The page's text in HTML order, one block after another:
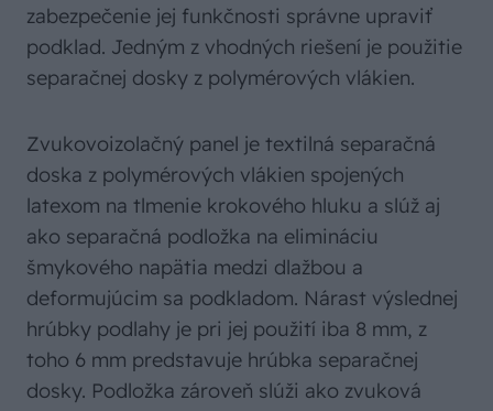
zabezpečenie jej funkčnosti správne upraviť
podklad. Jedným z vhodných riešení je použitie
separačnej dosky z polymérových vlákien.
Zvukovoizolačný panel je textilná separačná
doska z polymérových vlákien spojených
latexom na tlmenie krokového hluku a slúž aj
ako separačná podložka na elimináciu
šmykového napätia medzi dlažbou a
deformujúcim sa podkladom. Nárast výslednej
hrúbky podlahy je pri jej použití iba 8 mm, z
toho 6 mm predstavuje hrúbka separačnej
dosky. Podložka zároveň slúži ako zvuková